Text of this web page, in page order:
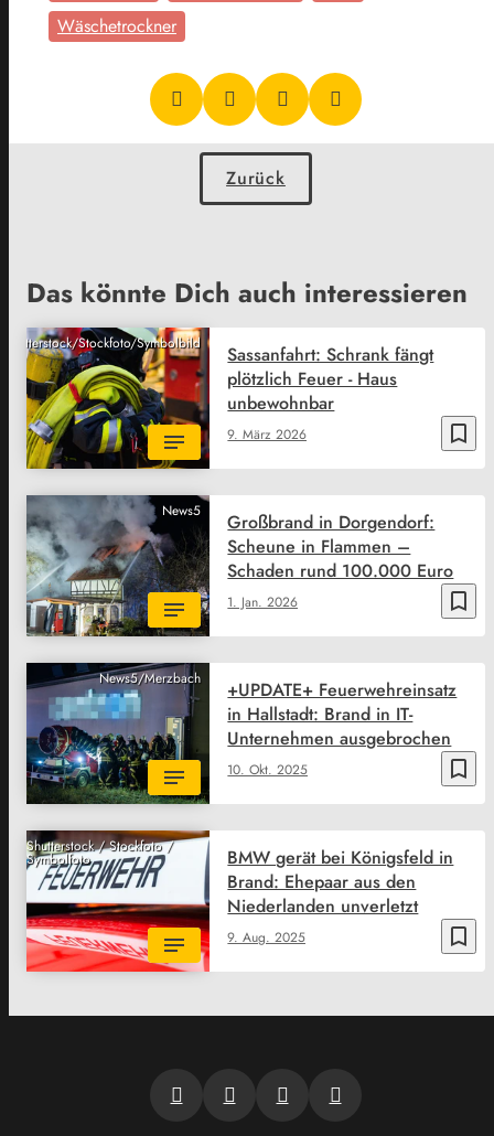
Wäschetrockner
Zurück
Das könnte Dich auch interessieren
Shutterstock/Stockfoto/Symbolbild
bookmark_border
9. März 2026
Sassanfahrt: Schrank fängt
plötzlich Feuer - Haus
unbewohnbar
News5
bookmark_border
1. Jan. 2026
Großbrand in Dorgendorf:
Scheune in Flammen –
Schaden rund 100.000 Euro
News5/Merzbach
bookmark_border
10. Okt. 2025
+UPDATE+ Feuerwehreinsatz
in Hallstadt: Brand in IT-
Unternehmen ausgebrochen
Shutterstock / Stockfoto /
Symbolfoto
bookmark_border
9. Aug. 2025
BMW gerät bei Königsfeld in
Brand: Ehepaar aus den
Niederlanden unverletzt